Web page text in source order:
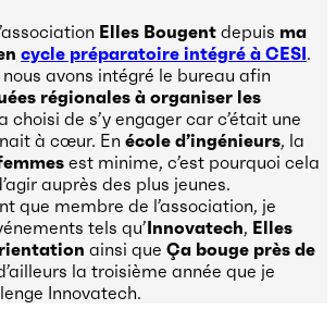
Elles Bougent depuis ma
cycle préparatoire intégré à CESI.
avons intégré le bureau afin
régionales à organiser les
choisi de s’y engager car c’était une
à cœur. En école d’ingénieurs, la
est minime, c’est pourquoi cela
auprès des plus jeunes.
que membre de l’association, je
tels qu’Innovatech, Elles
ainsi que Ça bouge près de
la troisième année que je
Innovatech.